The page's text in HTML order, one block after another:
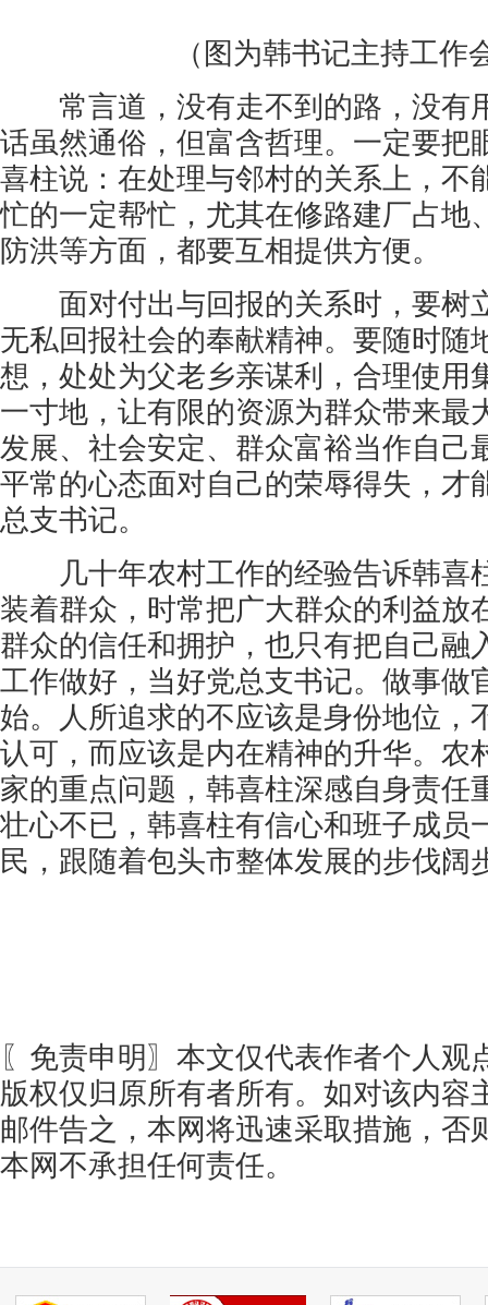
（图为韩书记主持工作
常言道，没有走不到的路，没有
话虽然通俗，但富含哲理。一定要把
喜柱说：在处理与邻村的关系上，不
忙的一定帮忙，尤其在修路建厂占地
防洪等方面，都要互相提供方便。
面对付出与回报的关系时，要树
无私回报社会的奉献精神。要随时随
想，处处为父老乡亲谋利，合理使用
一寸地，让有限的资源为群众带来最
发展、社会安定、群众富裕当作自己
平常的心态面对自己的荣辱得失，才
总支书记。
几十年农村工作的经验告诉韩喜
装着群众，时常把广大群众的利益放
群众的信任和拥护，也只有把自己融
工作做好，当好党总支书记。做事做
始。人所追求的不应该是身份地位，
认可，而应该是内在精神的升华。农
家的重点问题，韩喜柱深感自身责任
壮心不已，韩喜柱有信心和班子成员
民，跟随着包头市整体发展的步伐阔
〖免责申明〗本文仅代表作者个人观
版权仅归原所有者所有。如对该内容
邮件告之，本网将迅速采取措施，否
本网不承担任何责任。